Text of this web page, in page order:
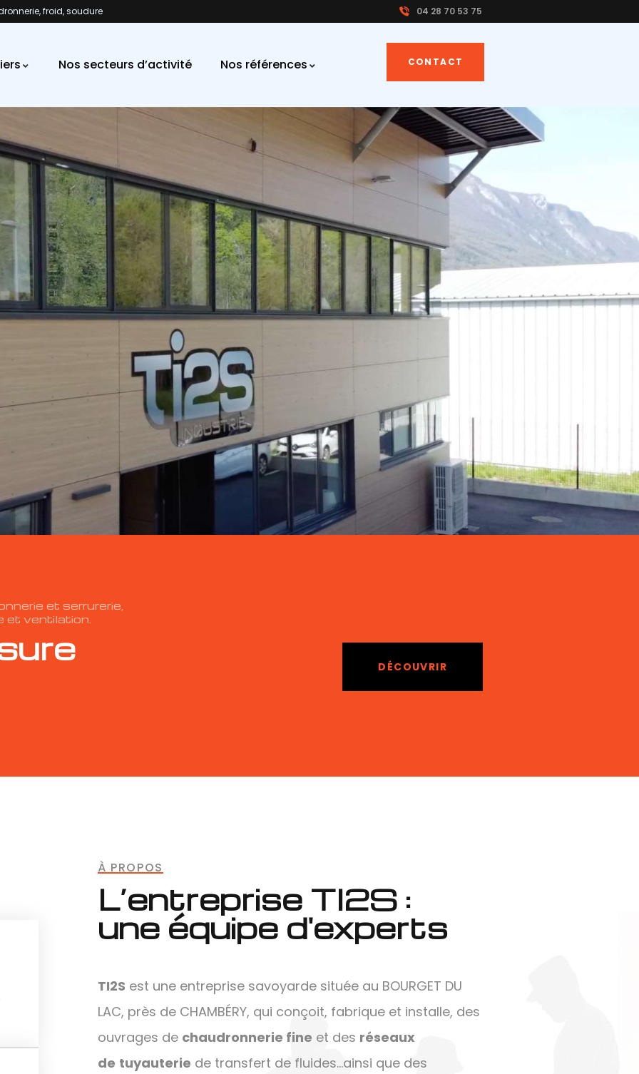
froid, soudure 04 28 70 53 75
Nos secteurs d’activité Nos références CONTACT
et serrurerie,
et ventilation.
DÉCOUVRIR
À PROPOS
L’entreprise TI2S :
une équipe d'experts
TI2S est une entreprise savoyarde située au BOURGET DU
LAC, près de CHAMBÉRY, qui conçoit, fabrique et installe, des
ouvrages de chaudronnerie fine et des réseaux
de tuyauterie de transfert de fluides…ainsi que des